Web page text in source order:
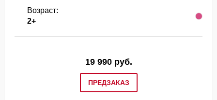
Возраст:
2+
ПРЕДЗАКАЗ
19 990 руб.